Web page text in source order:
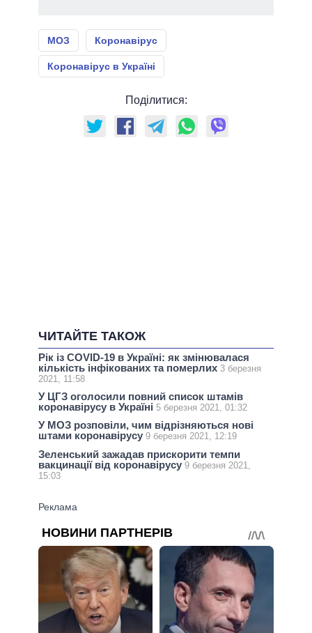
МОЗ Коронавірус
Коронавірус в Україні
Поділитися:
ЧИТАЙТЕ ТАКОЖ
Рік із COVID-19 в Україні: як змінювалася
кількість інфікованих та померлих 3 березня
2021, 11:58
У ЦГЗ оголосили повний список штамів
коронавірусу в Україні 5 березня 2021, 01:32
У МОЗ розповіли, чим відрізняються нові
штами коронавірусу 9 березня 2021, 12:19
Зеленський зажадав прискорити темпи
вакцинації від коронавірусу 9 березня 2021,
15:03